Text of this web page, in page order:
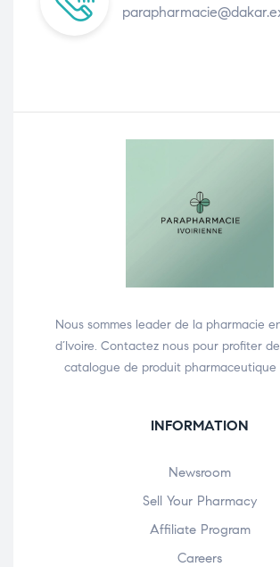
Nous sommes leader de la pharmacie
d’Ivoire. Contactez nous pour profiter
catalogue de produit pharmaceutique
INFORMATION
Newsroom
Sell Your Pharmacy
Affiliate Program
Careers